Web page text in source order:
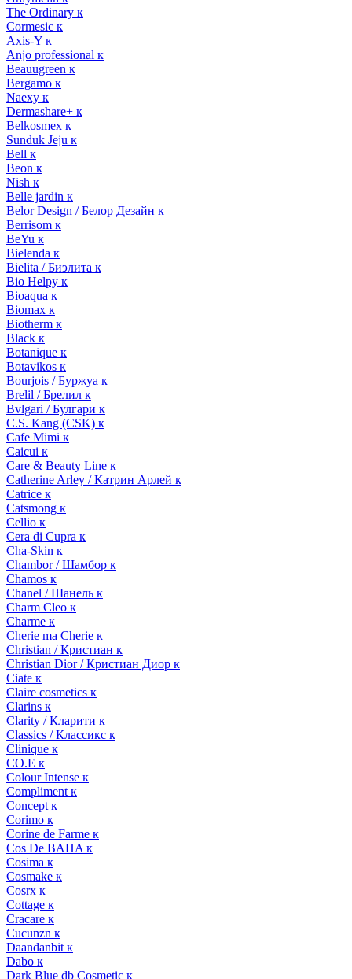
The Ordinary к
Cormesic к
Axis-Y к
Anjo professional к
Beauugreen к
Bergamo к
Naexy к
Dermashare+ к
Belkosmex к
Sunduk Jeju к
Bell к
Beon к
Nish к
Belle jardin к
Belor Design / Белор Дезайн к
Berrisom к
BeYu к
Bielenda к
Bielita / Биэлита к
Bio Helpy к
Bioaqua к
Biomax к
Biotherm к
Black к
Botanique к
Botavikos к
Bourjois / Буржуа к
Brelil / Брелил к
Bvlgari / Булгари к
C.S. Kang (CSK) к
Cafe Mimi к
Caicui к
Care & Beauty Line к
Catherine Arley / Катрин Арлей к
Catrice к
Catsmong к
Cellio к
Cera di Cupra к
Cha-Skin к
Chambor / Шамбор к
Chamos к
Chanel / Шанель к
Charm Cleo к
Charme к
Cherie ma Cherie к
Christian / Кристиан к
Christian Dior / Кристиан Диор к
Ciate к
Claire cosmetics к
Clarins к
Clarity / Кларити к
Classics / Классикс к
Clinique к
CO.E к
Colour Intense к
Compliment к
Concept к
Corimo к
Corine de Farme к
Cos De BAHA к
Cosima к
Cosmake к
Cosrx к
Cottage к
Cracare к
Cucunzn к
Daandanbit к
Dabo к
Dark Blue db Cosmetic к